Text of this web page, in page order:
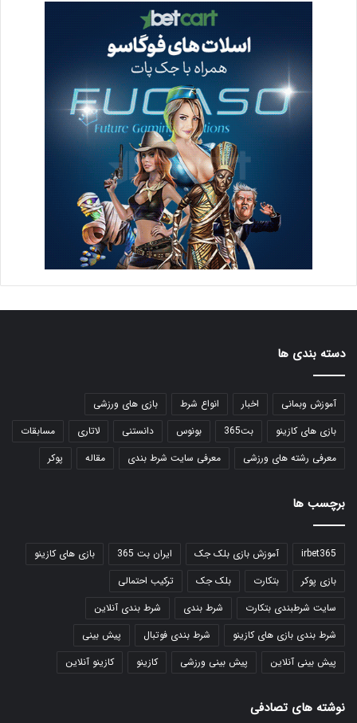
دسته بندی ها
آموزش وبمانی اخبار انواع شرط
بازی های ورزشی
بازی های کازینو
بت365 بونوس دانستنی لاتاری
مسابقات
معرفی رشته های ورزشی
معرفی سایت شرط بندی مقاله پوکر
برچسب ها
irbet365 آموزش بازی بلک جک ایران بت 365
بازی های کازینو
بازی پوکر
بتکارت بلک جک
ترکیب احتمالی
سایت شرطبندی بتکارت
شرط بندی
شرط بندی آنلاین
شرط بندی بازی های کازینو
شرط بندی فوتبال
پیش بینی
پیش بینی آنلاین
پیش بینی ورزشی کازینو کازینو آنلاین
نوشته های تصادفی